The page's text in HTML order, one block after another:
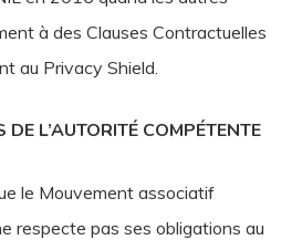
à des Clauses Contractuelles
au Privacy Shield.
L’AUTORITÉ COMPÉTENTE
le Mouvement associatif
respecte pas ses obligations au